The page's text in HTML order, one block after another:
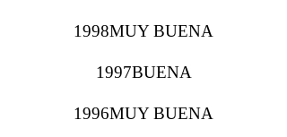
1998MUY BUENA
1997BUENA
1996MUY BUENA